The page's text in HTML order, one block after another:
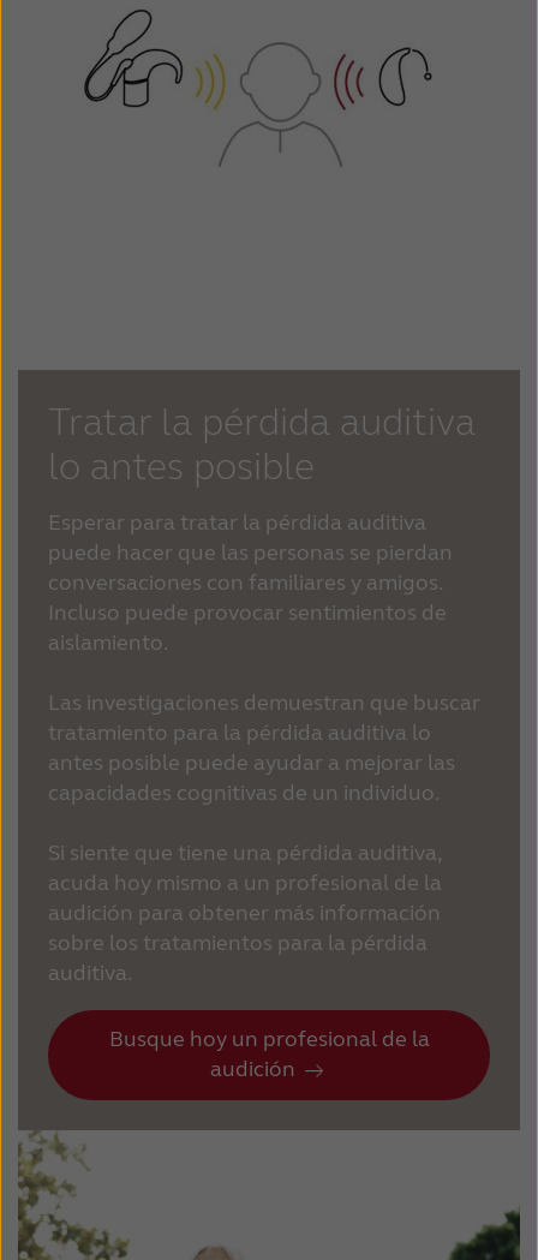
Tratar la pérdida auditiva
lo antes posible
Esperar para tratar la pérdida auditiva
puede hacer que las personas se pierdan
conversaciones con familiares y amigos.
Incluso puede provocar sentimientos de
aislamiento.
Las investigaciones demuestran que buscar
tratamiento para la pérdida auditiva lo
antes posible puede ayudar a mejorar las
capacidades cognitivas de un individuo.
Si siente que tiene una pérdida auditiva,
acuda hoy mismo a un profesional de la
audición para obtener más información
sobre los tratamientos para la pérdida
auditiva.
Busque hoy un profesional de la
audición